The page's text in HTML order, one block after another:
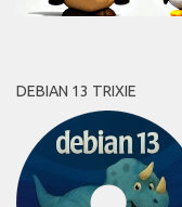
DEBIAN 13 TRIXIE